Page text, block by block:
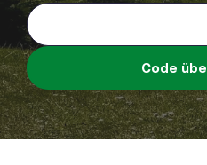
Code